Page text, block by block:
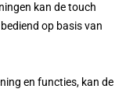
kan de touch
op basis van
en functies, kan de